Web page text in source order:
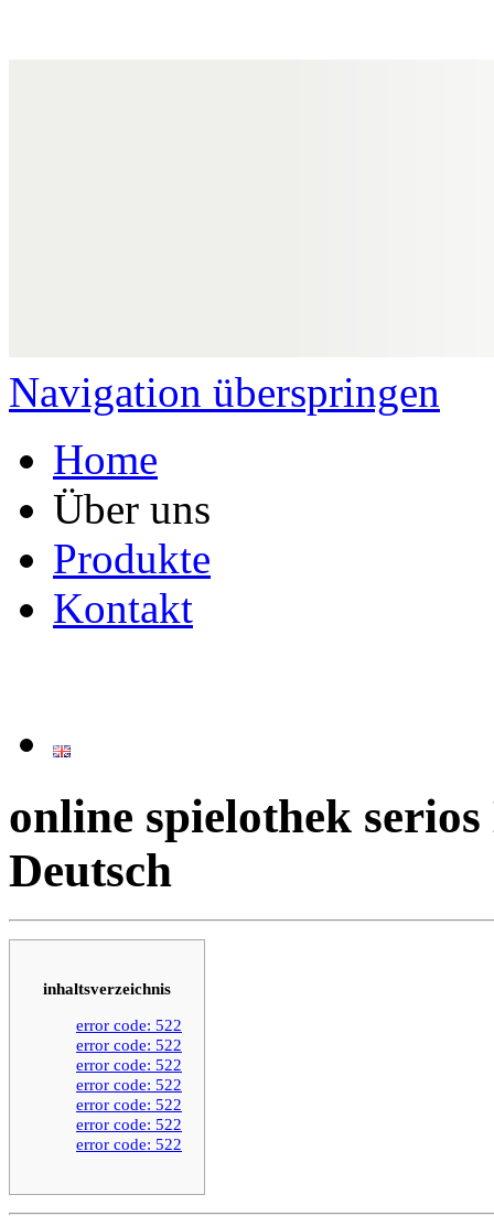
Navigation überspringen
Home
Über uns
Produkte
Kontakt
online spielothek
Deutsch
inhaltsverzeichnis
error code: 522
error code: 522
error code: 522
error code: 522
error code: 522
error code: 522
error code: 522